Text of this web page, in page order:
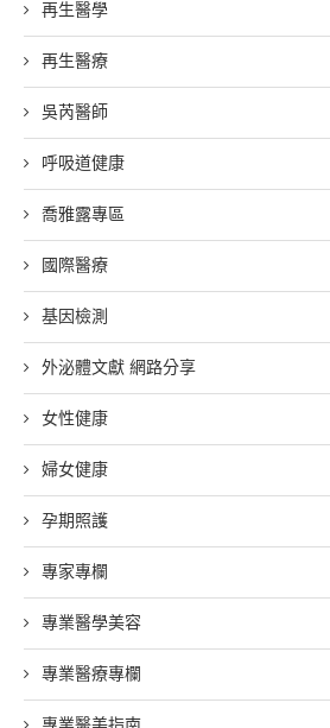
再生醫學
再生醫療
吳芮醫師
呼吸道健康
喬雅露專區
國際醫療
基因檢測
外泌體文獻 網路分享
女性健康
婦女健康
孕期照護
專家專欄
專業醫學美容
專業醫療專欄